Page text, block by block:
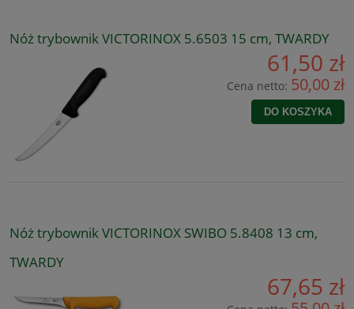
Nóż trybownik VICTORINOX 5.6503 15 cm, TWARDY
61,50 zł
Cena netto: 50,00 zł
DO KOSZYKA
Nóż trybownik VICTORINOX SWIBO 5.8408 13 cm,
TWARDY
67,65 zł